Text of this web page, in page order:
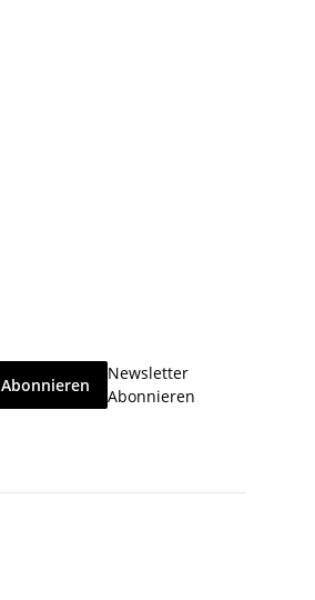
Abonnieren
Newsletter
Abonnieren